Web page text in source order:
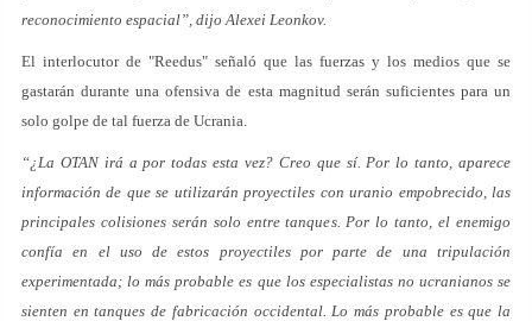
reconocimiento espacial”, dijo Alexei Leonkov.
El interlocutor de "Reedus" señaló que las fuerzas y los medios que se
gastarán durante una ofensiva de esta magnitud serán suficientes para un
solo golpe de tal fuerza de Ucrania.
“¿La OTAN irá a por todas esta vez? Creo que sí. Por lo tanto, aparece
información de que se utilizarán proyectiles con uranio empobrecido, las
principales colisiones serán solo entre tanques. Por lo tanto, el enemigo
confía en el uso de estos proyectiles por parte de una tripulación
experimentada; lo más probable es que los especialistas no ucranianos se
sienten en tanques de fabricación occidental. Lo más probable es que la